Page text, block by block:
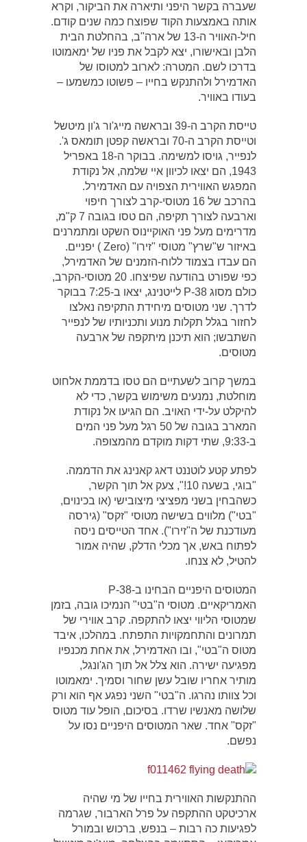
שעברה בקשר היפני ותיארה את הביקור, וקרא
אותה באמצעות הקוד שפוצח כמה שנים קודם.
חיל-האוויר ה-13 של ארה"ב, בהחלטת הבית
הלבן ובאישורו, יצא לקבל את פניו של ימאמוטו
בדרכו לשם. המטרה: לארוב למטוסו של
האדמירל ולהתנקש בחייו – פשוטו כמשמעו –
בעודו באוויר.
טייסת הקרב ה-39 ובראשה מייג'ור ג'ון מיטשל
וטייסת הקרב ה-70 ובראשה קפטן תומאס ג'.
לנפייר, גויסו למשימה. בבוקר ה-18 באפריל
1943, הם יצאו לכיוון איי שלמה, אל נקודת
המפגש האווירית הצפויה עם האדמירל.
בהרכב של 16 מטוסי-קרב לצורך חיפוי
וארבעה לצורך תקיפה, הם טסו בגובה 7 ק"מ,
מדרימים מעל פני האוקיינוס השקט ומתמרנים
באיזור ש"שרץ" מטוסי "זירו" (Zero ) יפניים.
הם עבדו בצמוד ללוח-הזמנים של האדמירל,
כפי שפורט בהודעה שפיצחו. 20 מטוסי-הקרב,
כולם מסוג P-38 לייטנינג, יצאו ב-7:25 בבוקר
לדרך. שני מטוסים מיחידת התקיפה נאלצו
לחזור בגלל תקלות מנוע ותכניותיו של לנפייר
השתבשו; הוא תיכנן מיתקפה של ארבעה
מטוסים.
במשך קרוב לשעתיים הם טסו בדממת אלחוט
מוחלטת, נמנעים משימוש בקשר, כדי לא
להיקלט על-ידי האויב. הם הגיעו אל נקודת
המארב בגובה של 50 רגל מעל פני המים
ב-9:33, שתי דקות מוקדם מהמצופה.
לפתע קטע לוטננט דאג קאנינג את הדממה.
"בוגי, בשעה 10!", צעק אל תוך הקשר,
כשהבחין בשני מפציצי מיצובישי (או בכינוים,
"בטי") מלווים בשישה מטוסי "זקס" (גירסה
מעודכנת של ה"זירו"). אחד הטייסים ניסה
לפתוח באש, אך מכלי הדלק, שהיה אמור
להטיל, לא צנחו.
המטוסים היפניים הבחינו ב-P-38
האמריקאיים. מטוסי ה"בטי" הנמיכו גובה, בזמן
שמטוסי הליווי יצאו להתקפה. קרב אווירי של
תמרונים והתחמקויות התפתח. במהלכו, איבד
מטוס ה"בטי", ובו האדמירל, את אחת מכנפיו
מפגיעה ישירה. הוא צלל אל תוך הג'ונגל,
מותיר אחריו שובל עשן שחור וסמיך. ימאמוטו
וכל צוותו נהרגו. ה"בטי" השני נפגע אף הוא ורק
שלושה מאנשיו שרדו. בסיכום, הופל עוד מטוס
"זקס" אחד. שאר המטוסים היפניים נסו על
נפשם.
ההתנקשות האווירית בחייו של מי שהיה
ארכיטקט ההתקפה על פרל הארבור, שגרמה
לפגיעות כה רבות – בנפש, ברכוש ובמורל